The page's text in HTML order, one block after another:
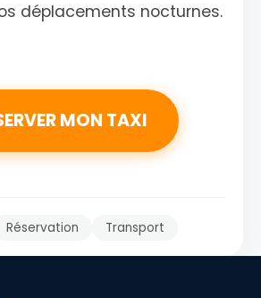
déplacements nocturnes.
MON TAXI
Réservation Transport